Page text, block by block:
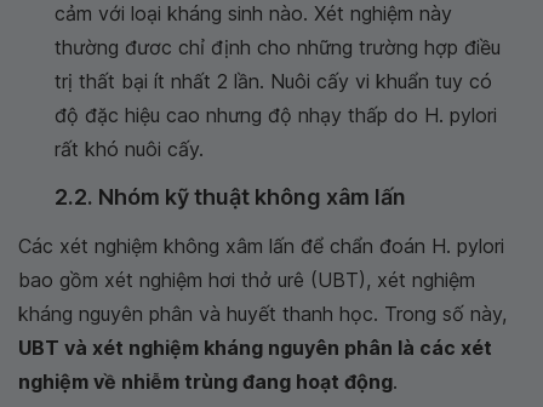
cảm với loại kháng sinh nào. Xét nghiệm này
thường đươc chỉ định cho những trường hợp điều
trị thất bại ít nhất 2 lần. Nuôi cấy vi khuẩn tuy có
độ đặc hiệu cao nhưng độ nhạy thấp do H. pylori
rất khó nuôi cấy.
2.2. Nhóm kỹ thuật không xâm lấn
Các xét nghiệm không xâm lấn để chẩn đoán H. pylori
bao gồm xét nghiệm hơi thở urê (UBT), xét nghiệm
kháng nguyên phân và huyết thanh học. Trong số này,
UBT và xét nghiệm kháng nguyên phân là các xét
nghiệm về nhiễm trùng đang hoạt động.